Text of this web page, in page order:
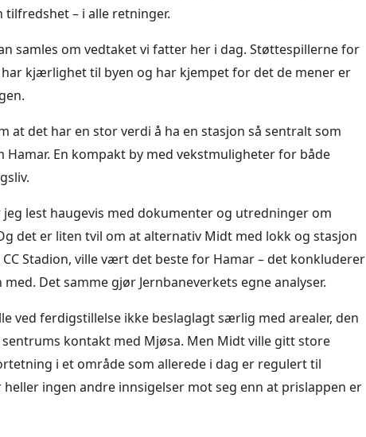
– i alle retninger.
samles om vedtaket vi fatter her i dag. Støttespillerne for
har kjærlighet til byen og har kjempet for det de mener er
at det har en stor verdi å ha en stasjon så sentralt som
Hamar. En kompakt by med vekstmuligheter for både
jeg lest haugevis med dokumenter og utredninger om
det er liten tvil om at alternativ Midt med lokk og stasjon
CC Stadion, ville vært det beste for Hamar – det konkluderer
Det samme gjør Jernbaneverkets egne analyser.
ved ferdigstillelse ikke beslaglagt særlig med arealer, den
kontakt med Mjøsa. Men Midt ville gitt store
i et område som allerede i dag er regulert til
ingen andre innsigelser mot seg enn at prislappen er